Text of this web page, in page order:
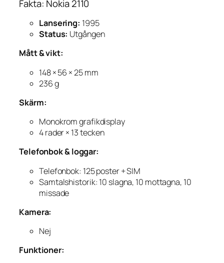
Fakta: Nokia 2110
Lansering: 1995
Status: Utgången
Mått & vikt:
148 × 56 × 25 mm
236 g
Skärm:
Monokrom grafikdisplay
4 rader × 13 tecken
Telefonbok & loggar:
Telefonbok: 125 poster + SIM
Samtalshistorik: 10 slagna, 10 mottagna, 10
missade
Kamera:
Nej
Funktioner: